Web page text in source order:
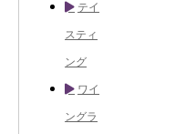
テイ
スティ
ング
ワイ
ングラ